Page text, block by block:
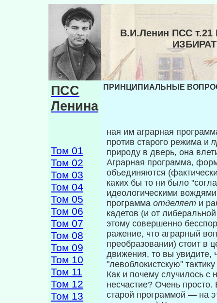
В.И.Ленин ПСС
ПСС
Ленина
Том 01
Том 02
Том 03
Том 04
Том 05
Том 06
Том 07
Том 08
Том 09
Том 10
Том 11
Том 12
Том 13
ПРИНЦИПИАЛЬНЫЕ
ная им аграрная
против старого режима и
природу в дверь, она
Аграрная программа,
объединя­ются
каких бы то ни было
идеологическими
программа отделяет и
кадетов (и от
этому совершенно
ражение, что аграрный
преобразовании) стоит в
движения, то вы увидите,
"левоблокистскую" тактику
Как и почему случилось с
несчастие? Очень
старой программой — на